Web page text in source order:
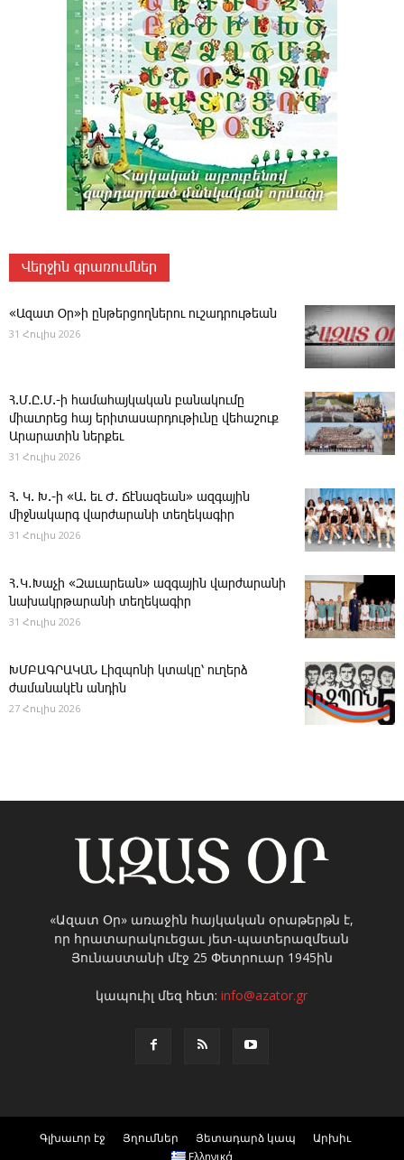
Վերջին գրառումներ
«Ազատ Օր»ի ընթերցողներու ուշադրութեան
31 Հուլիս 2026
Հ.Մ.Ը.Մ.-ի համահայկական բանակումը
միաւորեց հայ երիտասարդութիւնը վեհաշուք
Արարատին ներքեւ
31 Հուլիս 2026
Հ. Կ. Խ.-ի «Ա. եւ Ժ. ­Ճէնազեան» ազգային
միջնակարգ վարժարանի տեղեկագիր
31 Հուլիս 2026
Հ․Կ․Խաչի «Զաւարեան» ազգային վարժարանի
նախակրթարանի տեղեկագիր
31 Հուլիս 2026
ԽՄԲԱԳՐԱԿԱՆ ­Լիզպոնի կտակը՝ ուղերձ
ժամանակէն անդին
27 Հուլիս 2026
«Ազատ Օր» առաջին հայկական օրաթերթն է,
որ հրատարակուեցաւ յետ-պատերազմեան
Յունաստանի մէջ 25 Փետրուար 1945ին
կապուիլ մեզ հետ:info@azator.gr
Գլխաւոր էջ Յղումներ Յետադարձ կապ
Արխիւ
Ελληνικά